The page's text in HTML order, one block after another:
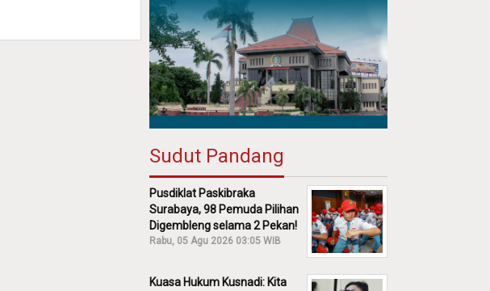
Sudut Pandang
Pusdiklat Paskibraka
Surabaya, 98 Pemuda Pilihan
Digembleng selama 2 Pekan!
Rabu, 05 Agu 2026 03:05 WIB
Kuasa Hukum Kusnadi: Kita